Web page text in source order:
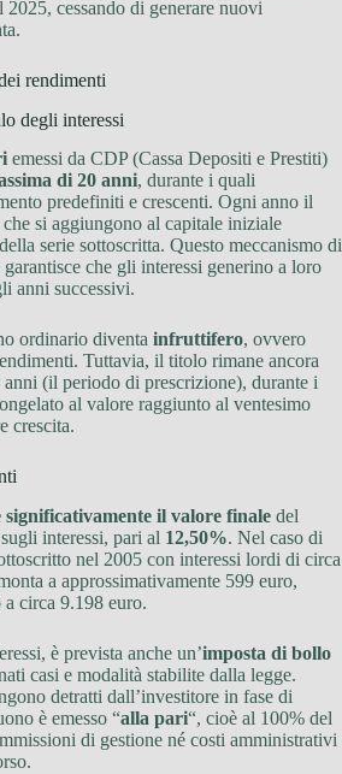
cessando di generare nuovi
rendimenti
degli interessi
emessi da CDP (Cassa Depositi e Prestiti)
di 20 anni, durante i quali
predefiniti e crescenti. Ogni anno il
si aggiungono al capitale iniziale
serie sottoscritta. Questo meccanismo di
che gli interessi generino a loro
anni successivi.
ordinario diventa infruttifero, ovvero
Tuttavia, il titolo rimane ancora
(il periodo di prescrizione), durante i
al valore raggiunto al ventesimo
crescita.
significativamente il valore finale del
interessi, pari al 12,50%. Nel caso di
nel 2005 con interessi lordi di circa
a approssimativamente 599 euro,
circa 9.198 euro.
è prevista anche un’imposta di bollo
casi e modalità stabilite dalla legge.
detratti dall’investitore in fase di
è emesso “alla pari“, cioè al 100% del
di gestione né costi amministrativi